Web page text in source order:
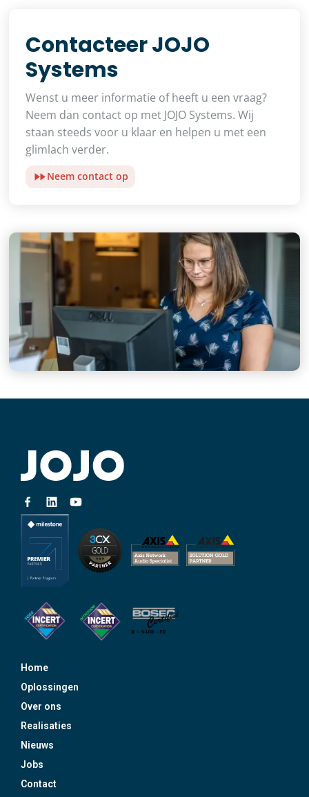
Contacteer JOJO
Systems
Wenst u meer informatie of heeft u een vraag?
Neem dan contact op met JOJO Systems. Wij
staan steeds voor u klaar en helpen u met een
glimlach verder.
Neem contact op
Home
Oplossingen
Over ons
Realisaties
Nieuws
Jobs
Contact